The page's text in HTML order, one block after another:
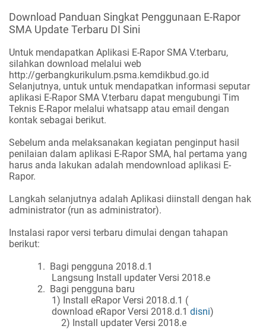
Download Panduan Singkat Penggunaan E-Rapor
SMA Update Terbaru DI Sini
Untuk mendapatkan Aplikasi E-Rapor SMA V.terbaru,
silahkan download melalui web
http://gerbangkurikulum.psma.kemdikbud.go.id
Selanjutnya, untuk untuk mendapatkan informasi seputar
aplikasi E-Rapor SMA V.terbaru dapat mengubungi Tim
Teknis E-Rapor melalui whatsapp atau email dengan
kontak sebagai berikut.
Sebelum anda melaksanakan kegiatan penginput hasil
penilaian dalam aplikasi E-Rapor SMA, hal pertama yang
harus anda lakukan adalah mendownload aplikasi E-
Rapor.
Langkah selanjutnya adalah Aplikasi diinstall dengan hak
administrator (run as administrator).
Instalasi rapor versi terbaru dimulai dengan tahapan
berikut:
1. Bagi pengguna 2018.d.1
Langsung Install updater Versi 2018.e
2. Bagi pengguna baru
1) Install eRapor Versi 2018.d.1 (
download eRapor Versi 2018.d.1 disni)
2) Install updater Versi 2018.e